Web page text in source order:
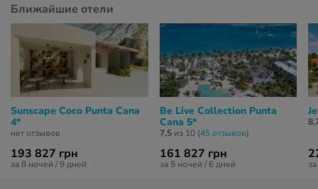
Ближайшие отели
Sunscape Coco Punta Cana
4*
нет отзывов
193 827 грн
за 8 ночей / 9 дней
Be Live Collection Punta
Cana 5*
7,5из 10 (45 отзывов)
161 827 грн
за 5 ночей / 6 дней